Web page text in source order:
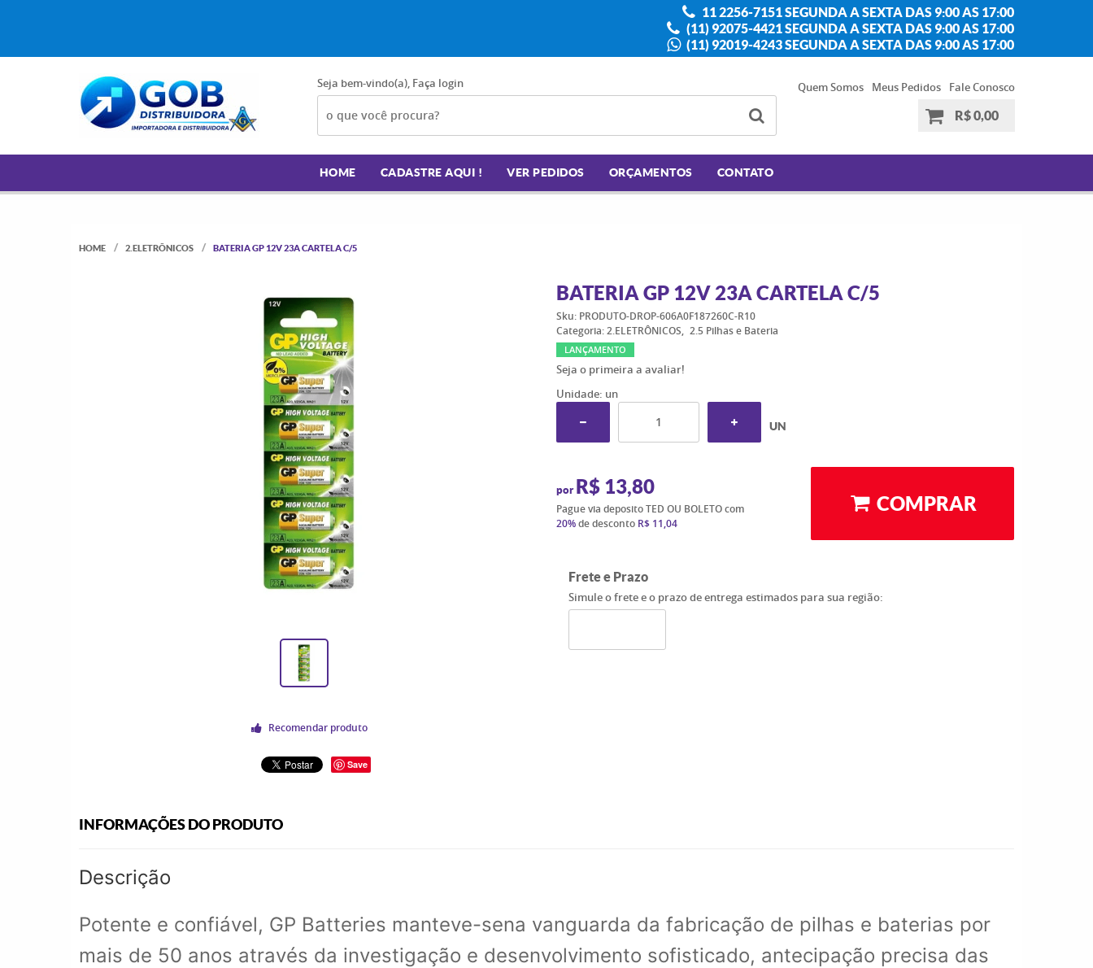
11 2256-7151 SEGUNDA A SEXTA DAS 9:00 AS 17:00
(11) 92075-4421 SEGUNDA A SEXTA DAS 9:00 AS 17:00
(11) 92019-4243 SEGUNDA A SEXTA DAS 9:00 AS 17:00
Seja bem-vindo(a), Faça login Quem Somos Meus Pedidos
Fale Conosco
R$ 0,00
HOME CADASTRE AQUI ! VER PEDIDOS ORÇAMENTOS CONTATO
HOME 2.ELETRÔNICOS BATERIA GP 12V 23A CARTELA C/5
Recomendar produto
Save
BATERIA GP 12V 23A CARTELA C/5
Sku: PRODUTO-DROP-606A0F187260C-R10
Categoria: 2.ELETRÔNICOS 2.5 Pilhas e Bateria
LANÇAMENTO
Seja o primeira a avaliar!
Unidade: un
UN
por R$ 13,80
Pague via deposito TED OU BOLETO com
20%de desconto R$ 11,04
COMPRAR
Frete e Prazo
Simule o frete e o prazo de entrega estimados para sua região:
INFORMAÇÕES DO PRODUTO
Descrição
Potente e confiável, GP Batteries manteve-sena vanguarda da fabricação de pilhas e baterias por
mais de 50 anos através da investigação e desenvolvimento sofisticado, antecipação precisa das